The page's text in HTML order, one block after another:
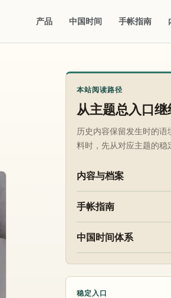
产品 中国时间 手帐指南
本站阅读路径
从主题总入口继
历史内容保留发生时的语
料时，先从对应主题的稳
内容与档案
手帐指南
中国时间体系
稳定入口